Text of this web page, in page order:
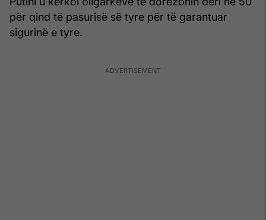
për qind të pasurisë së tyre për të garantuar
sigurinë e tyre.